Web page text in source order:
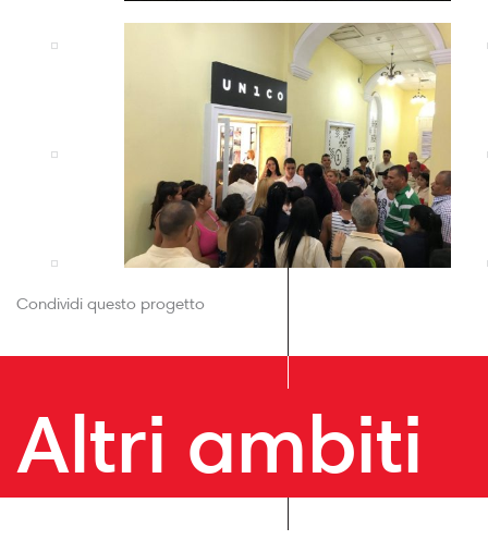
Condividi questo progetto
Altri ambiti